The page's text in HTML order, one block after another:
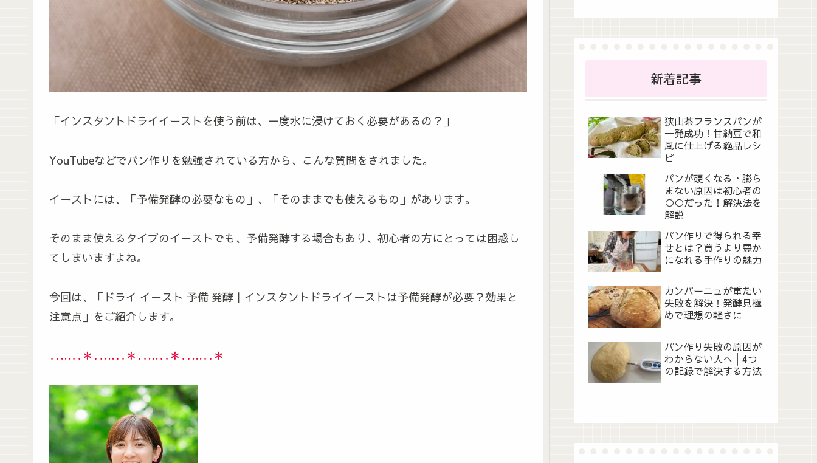
「インスタントドライイーストを使う前は、一度水に浸けておく必要があるの？」
YouTubeなどでパン作りを勉強されている方から、こんな質問をされました。
イーストには、「予備発酵の必要なもの」、「そのままでも使えるもの」があります。
そのまま使えるタイプのイーストでも、予備発酵する場合もあり、初心者の方にとっては困惑し
てしまいますよね。
今回は、「ドライ イースト 予備 発酵｜インスタントドライイーストは予備発酵が必要？効果と
注意点」をご紹介します。
‥…‥＊‥…‥＊‥…‥＊‥…‥＊
新着記事
狭山茶フランスパンが
一発成功！甘納豆で和
風に仕上げる絶品レシ
ピ
パンが硬くなる・膨ら
まない原因は初心者の
○○だった！解決法を
解説
パン作りで得られる幸
せとは？買うより豊か
になれる手作りの魅力
カンパーニュが重たい
失敗を解決！発酵見極
めで理想の軽さに
パン作り失敗の原因が
わからない人へ│4つ
の記録で解決する方法